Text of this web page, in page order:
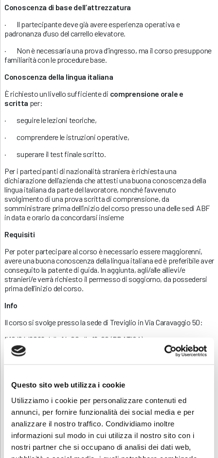
Questo sito web utilizza i cookie
Utilizziamo i cookie per personalizzare contenuti ed
annunci, per fornire funzionalità dei social media e per
analizzare il nostro traffico. Condividiamo inoltre
informazioni sul modo in cui utilizza il nostro sito con i
nostri partner che si occupano di analisi dei dati web,
Conoscenza di base dell’attrezzatura
· Il partecipante deve già avere esperienza operativa e
padronanza d’uso del carrello elevatore.
· Non è necessaria una prova d’ingresso, ma il corso presuppone
familiarità con le procedure base.
Conoscenza della lingua italiana
È richiesto un livello sufficiente di comprensione orale e
scritta per:
· seguire le lezioni teoriche,
· comprendere le istruzioni operative,
· superare il test finale scritto.
Per i partecipanti di nazionalità straniera è richiesta una
dichiarazione dell’azienda che attesti una buona conoscenza della
lingua italiana da parte del lavoratore, nonché l’avvenuto
svolgimento di una prova scritta di comprensione, da
somministrare prima dell’inizio del corso presso una delle sedi ABF
in data e orario da concordarsi insieme
Requisiti
Per poter partecipare al corso è necessario essere maggiorenni,
avere una buona conoscenza della lingua italiana ed è preferibile aver
conseguito la patente di guida. In aggiunta, agli/alle allievi/e
stranieri/e verrà richiesto il permesso di soggiorno, da possedersi
prima dell’inizio del corso.
Info
Il corso si svolge presso la sede di Treviglio in Via Caravaggio 50:
Il 10/04/2026 dalle 14:00 alle 18:00 (PRATICA)
Per avere ulteriori informazioni sul corso o su altri corsi non esitate
a contattarci allo 0353693707 o mandate una mail
Inoltre…
Sei interessato ad altri corsi sulla sicurezza? Nessun problema!
Consulta il nostrosito ABF.
INFORMATIVA RELATIVA AL CONTRATTO